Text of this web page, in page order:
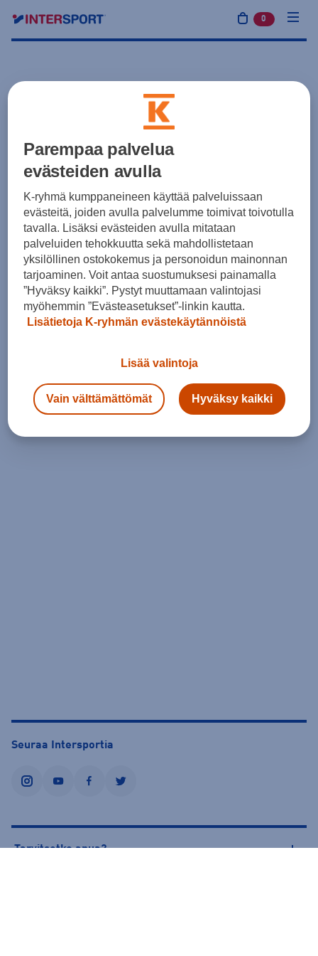
0 tuotetta
Seuraa Intersportia
instagramyoutubefacebooktwitter
Tarvitsetko apua?
Parempaa palvelua
evästeiden avulla
K-ryhmä kumppaneineen käyttää palveluissaan
evästeitä, joiden avulla palvelumme toimivat toivotulla
tavalla. Lisäksi evästeiden avulla mitataan
palveluiden tehokkuutta sekä mahdollistetaan
yksilöllinen ostokokemus ja personoidun mainonnan
tarjoaminen. Voit antaa suostumuksesi painamalla
”Hyväksy kaikki”. Pystyt muuttamaan valintojasi
myöhemmin ”Evästeasetukset”-linkin kautta.
Lisätietoja K-ryhmän evästekäytännöistä
Lisää valintoja
Vain välttämättömät Hyväksy kaikki